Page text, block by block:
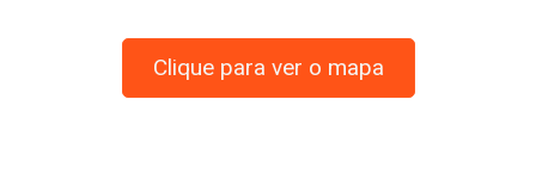
Clique para ver o mapa